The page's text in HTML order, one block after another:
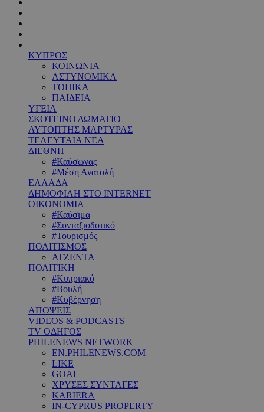
ΚΥΠΡΟΣ
ΚΟΙΝΩΝΙΑ
ΑΣΤΥΝΟΜΙΚΑ
ΤΟΠΙΚΑ
ΠΑΙΔΕΙΑ
ΥΓΕΙΑ
ΣΚΟΤΕΙΝΟ ΔΩΜΑΤΙΟ
ΑΥΤΟΠΤΗΣ ΜΑΡΤΥΡΑΣ
ΤΕΛΕΥΤΑΙΑ ΝΕΑ
ΔΙΕΘΝΗ
#Καύσωνας
#Μέση Ανατολή
ΕΛΛΑΔΑ
ΔΗΜΟΦΙΛΗ ΣΤΟ INTERNET
ΟΙΚΟΝΟΜΙΑ
#Καύσιμα
#Συνταξιοδοτικό
#Τουρισμός
ΠΟΛΙΤΙΣΜΟΣ
ΑΤΖΕΝΤΑ
ΠΟΛΙΤΙΚΗ
#Κυπριακό
#Βουλή
#Κυβέρνηση
ΑΠΟΨΕΙΣ
VIDEOS & PODCASTS
TV ΟΔΗΓΟΣ
PHILENEWS NETWORK
EN.PHILENEWS.COM
LIKE
GOAL
ΧΡΥΣΕΣ ΣΥΝΤΑΓΕΣ
KARIERA
IN-CYPRUS PROPERTY